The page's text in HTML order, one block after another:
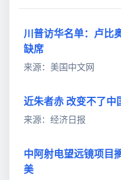
川普访华名单：卢比
缺席
来源：美国中文网
近朱者赤 改变不了中
来源：经济日报
中阿射电望远镜项目
美